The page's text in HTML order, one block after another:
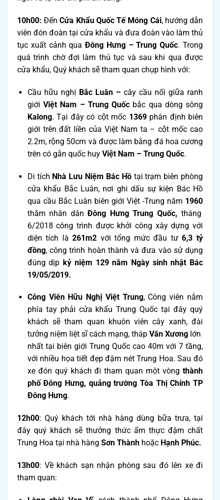
10h00: ĐếnCửa Khẩu Quốc Tế Móng Cái, hướng dẫn
viên đón đoàn tại cửa khẩu và đưa đoàn vào làm thủ
tục xuất cảnh quaĐông Hưng – Trung Quốc. Trong
quá trình chờ đợi làm thủ tục và sau khi qua được
cửa khẩu, Quý khách sẽ tham quan chụp hình với:
Cầu hữu nghị Bắc Luân – cây cầu nối giữa ranh
giới Việt Nam – Trung Quốc bắc qua dòng sông
Kalong. Tại đây có cột mốc 1369phân định biên
giới trên đất liền của Việt Nam ta – cột mốc cao
2.2m, rộng 50cm và được làm bằng đá hoa cương
trên có gắn quốc huy Việt Nam – Trung Quốc.
Di tích Nhà Lưu Niệm Bác Hồ tại trạm biên phòng
cửa khẩu Bắc Luân, nơi ghi dấu sự kiện Bác Hồ
qua cầu Bắc Luân biên giới Việt -Trung năm 1960
thăm nhân dânĐông Hưng Trung Quốc, tháng
6/2018 công trình được khởi công xây dựng với
diện tích là261m2 với tổng mức đầu tư6,3 tỷ
đồng, công trình hoàn thành và đưa vào sử dụng
đúng dịpkỷ niệm 129 năm Ngày sinh nhật Bác
19/05/2019.
Công Viên Hữu Nghị Việt Trung, Công viên nằm
phía tay phải cửa khẩu Trung Quốc tại đây quý
khách sẽ tham quan khuôn viên cây xanh, đài
tưởng niệm liệt sĩ cách mạng, tháp Văn Xương lớn
nhất tại biên giới Trung Quốc cao 40m với 7 tầng,
với nhiều họa tiết đẹp đậm nét Trung Hoa. Sau đó
xe đón quý khách đi tham quan một vòng thành
phố Đông Hưng, quảng trường Tòa Thị Chính TP
Đông Hưng.
12h00: Quý khách tới nhà hàng dùng bữa trưa, tại
đây quý khách sẽ thưởng thức ẩm thực đậm chất
Trung Hoa tại nhà hàng Sơn Thành hoặc Hạnh Phúc.
13h00: Về khách sạn nhận phòng sau đó lên xe đi
tham quan: